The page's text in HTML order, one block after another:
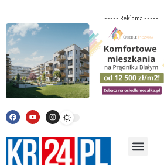
----- Reklama -----